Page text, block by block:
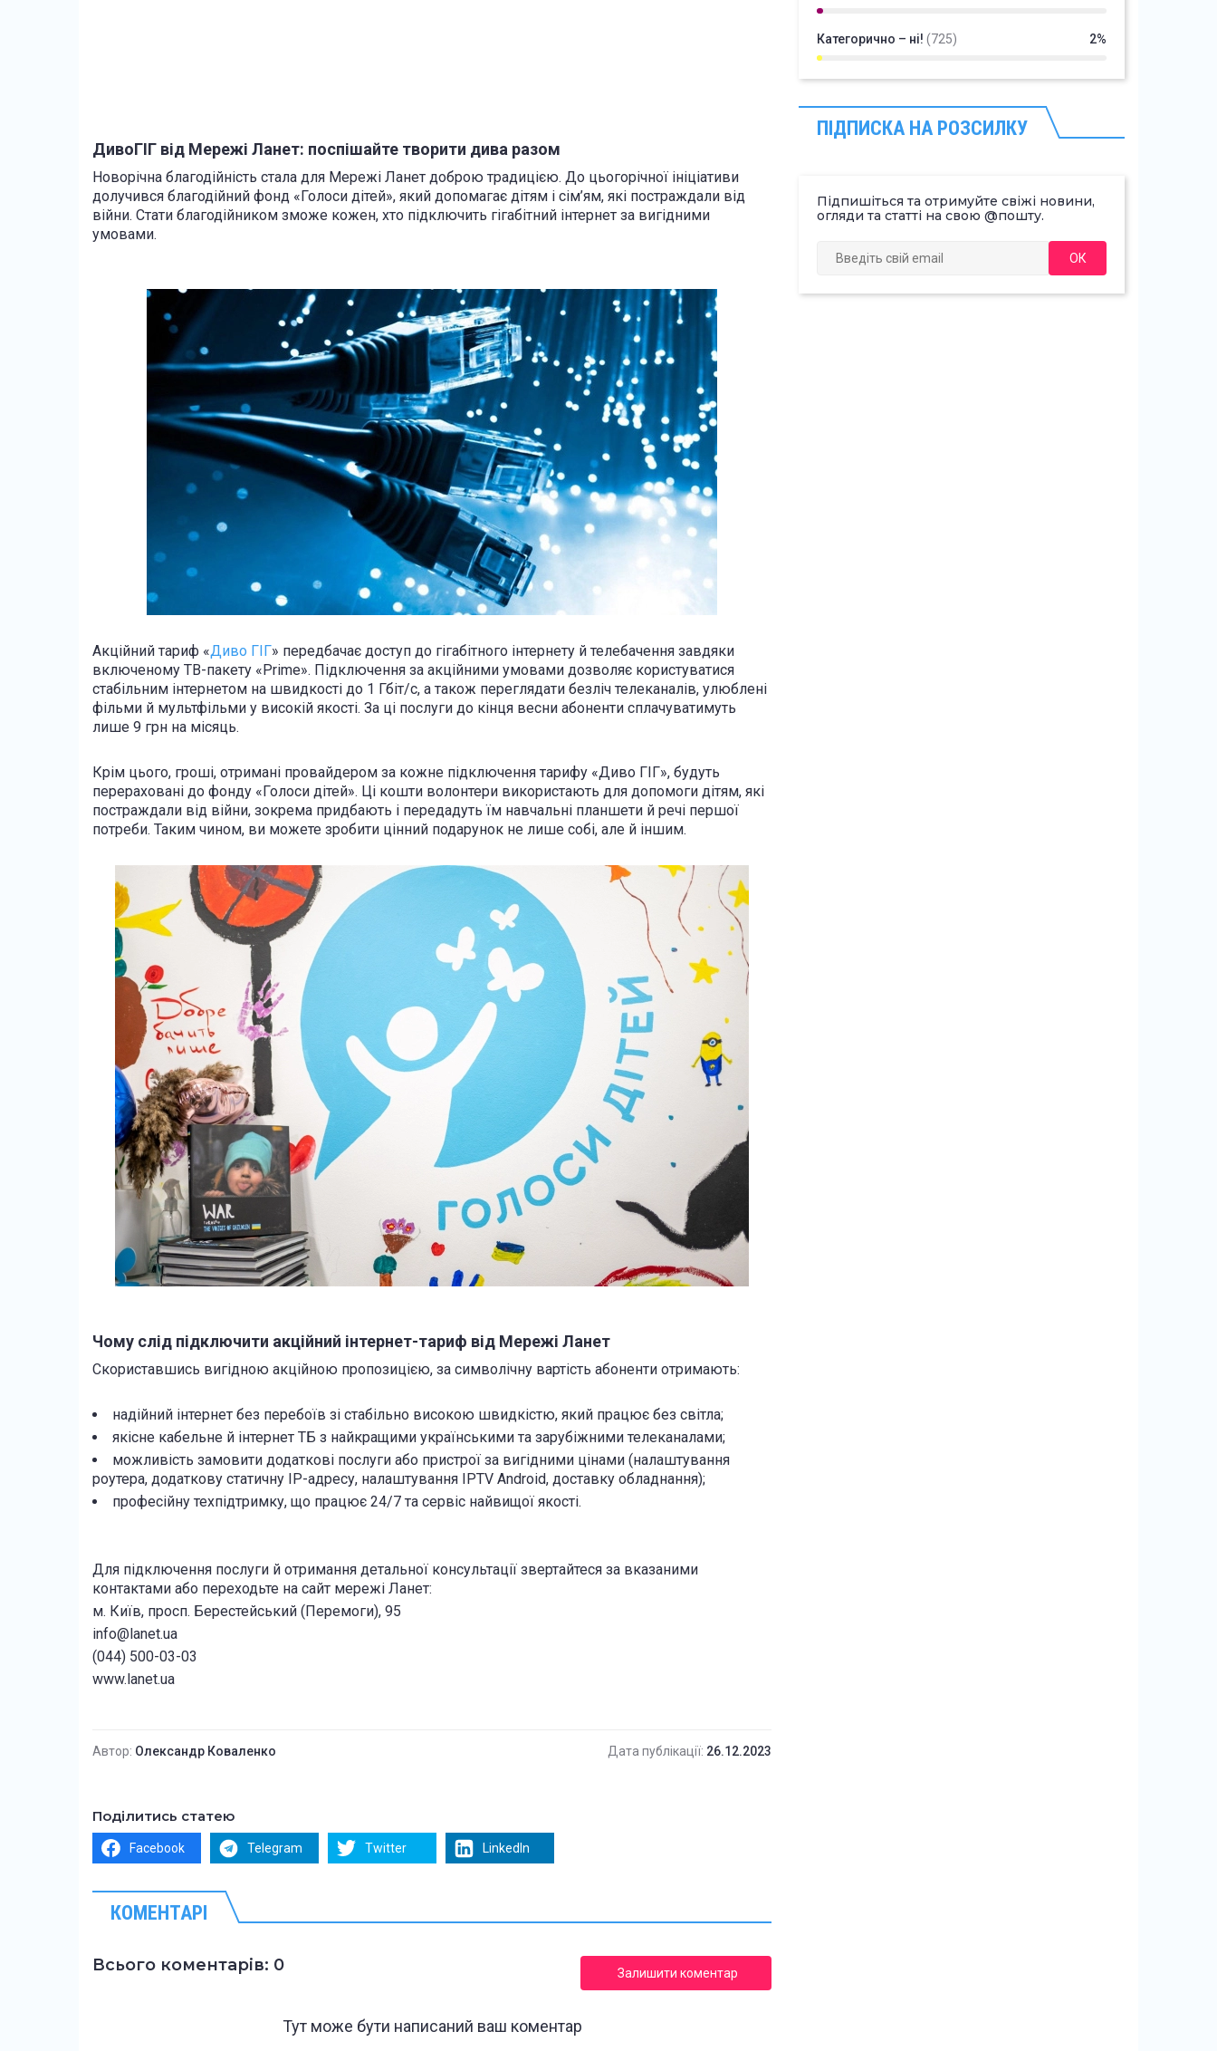
ДивоГІГ від Мережі Ланет: поспішайте творити дива разом
Новорічна благодійність стала для Мережі Ланет доброю традицією. До цьогорічної ініціативи
долучився благодійний фонд «Голоси дітей», який допомагає дітям і сім’ям, які постраждали від
війни. Стати благодійником зможе кожен, хто підключить гігабітний інтернет за вигідними
умовами.
Акційний тариф «Диво ГІГ» передбачає доступ до гігабітного інтернету й телебачення завдяки
включеному ТВ-пакету «Prime». Підключення за акційними умовами дозволяє користуватися
стабільним інтернетом на швидкості до 1 Гбіт/с, а також переглядати безліч телеканалів, улюблені
фільми й мультфільми у високій якості. За ці послуги до кінця весни абоненти сплачуватимуть
лише 9 грн на місяць.
Крім цього, гроші, отримані провайдером за кожне підключення тарифу «Диво ГІГ», будуть
перераховані до фонду «Голоси дітей». Ці кошти волонтери використають для допомоги дітям, які
постраждали від війни, зокрема придбають і передадуть їм навчальні планшети й речі першої
потреби. Таким чином, ви можете зробити цінний подарунок не лише собі, але й іншим.
Чому слід підключити акційний інтернет-тариф від Мережі Ланет
Скориставшись вигідною акційною пропозицією, за символічну вартість абоненти отримають:
надійний інтернет без перебоїв зі стабільно високою швидкістю, який працює без світла;
якісне кабельне й інтернет ТБ з найкращими українськими та зарубіжними телеканалами;
можливість замовити додаткові послуги або пристрої за вигідними цінами (налаштування
роутера, додаткову статичну IP-адресу, налаштування IPTV Android, доставку обладнання);
професійну техпідтримку, що працює 24/7 та сервіс найвищої якості.
Для підключення послуги й отримання детальної консультації звертайтеся за вказаними
контактами або переходьте на сайт мережі Ланет:
м. Київ, просп. Берестейський (Перемоги), 95
info@lanet.ua
(044) 500-03-03
www.lanet.ua
Автор: Олександр Коваленко Дата публікації: 26.12.2023
Поділитись статею
Facebook Telegram Twitter LinkedIn
КОМЕНТАРІ
Всього коментарів: 0 Залишити коментар
Тут може бути написаний ваш коментар
Категорично – ні! (725) 2%
ПІДПИСКА НА РОЗСИЛКУ
Підпишіться та отримуйте свіжі новини,
огляди та статті на свою @пошту.
ОК